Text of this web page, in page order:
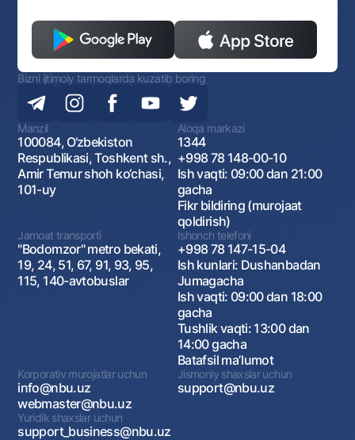
Bizni ijtimoiy tarmoqlarda kuzatib boring
Manzil
100084, O‘zbekiston
Respublikasi, Toshkent sh.,
Amir Temur shoh ko‘chasi,
101-uy
Aloqa markazi
1344
+998 78 148-00-10
Ish vaqti: 09:00 dan 21:00
gacha
Fikr bildiring (murojaat
qoldirish)
Jamoat transporti
"Bodomzor" metro bekati,
19, 24, 51, 67, 91, 93, 95,
115, 140-avtobuslar
Ishonch telefoni
+998 78 147-15-04
Ish kunlari: Dushanbadan
Jumagacha
Ish vaqti: 09:00 dan 18:00
gacha
Tushlik vaqti: 13:00 dan
14:00 gacha
Batafsil maʼlumot
Korporativ murojatlar uchun
info@nbu.uz
webmaster@nbu.uz
Jismoniy shaxslar uchun
support@nbu.uz
Yuridik shaxslar uchun
support_business@nbu.uz